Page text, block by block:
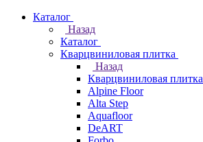
Каталог
Назад
Каталог
Кварцвиниловая плитка
Назад
Кварцвиниловая плитка
Alpine Floor
Alta Step
Aquafloor
DeART